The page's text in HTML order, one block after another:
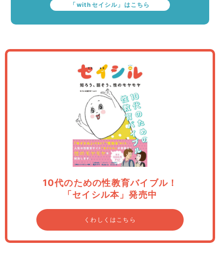
「withセイシル」はこちら
10代のための性教育バイブル！
「セイシル本」発売中
くわしくはこちら